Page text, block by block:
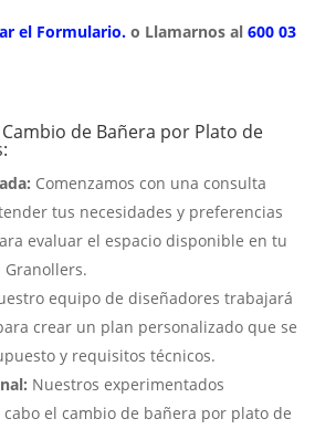
el Formulario. o Llamarnos al 600 03
de Bañera por Plato de
Comenzamos con una consulta
tus necesidades y preferencias
evaluar el espacio disponible en tu
equipo de diseñadores trabajará
crear un plan personalizado que se
y requisitos técnicos.
Nuestros experimentados
el cambio de bañera por plato de